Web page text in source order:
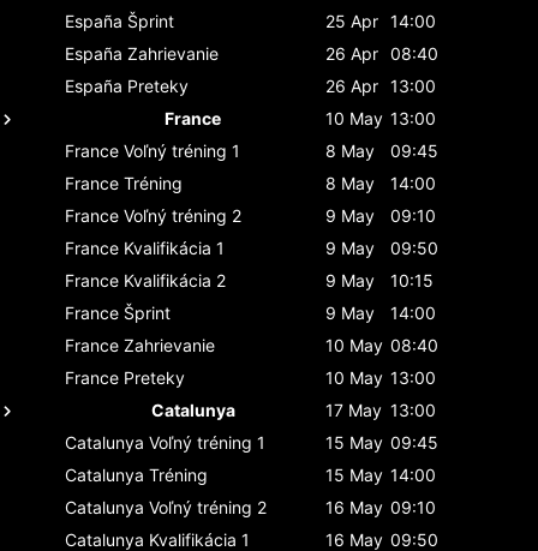
España Šprint 25 Apr 14:00
España Zahrievanie 26 Apr 08:40
España Preteky 26 Apr 13:00
France
10 May 13:00
France Voľný tréning 1 8 May
09:45
France Tréning 8 May
14:00
France Voľný tréning 2 9 May
09:10
France Kvalifikácia 1 9 May
09:50
France Kvalifikácia 2 9 May
10:15
France Šprint 9 May
14:00
France Zahrievanie 10 May 08:40
France Preteky 10 May 13:00
Catalunya
17 May 13:00
Catalunya Voľný tréning 1 15 May 09:45
Catalunya Tréning 15 May 14:00
Catalunya Voľný tréning 2 16 May 09:10
Catalunya Kvalifikácia 1 16 May 09:50